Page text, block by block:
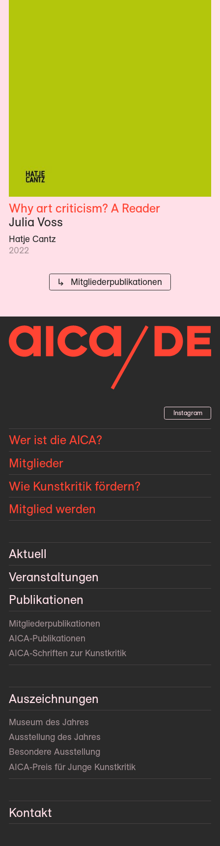
Why art criticism? A Reader
Julia Voss
Hatje Cantz
2022
↳ Mitglieder­publikationen
Instagram
Wer ist die AICA?
Mitglieder
Wie Kunstkritik fördern?
Mitglied werden
Aktuell
Veranstaltungen
Publikationen
Mitglieder­publikationen
AICA-Publikationen
AICA-Schriften zur Kunstkritik
Auszeichnungen
Museum des Jahres
Ausstellung des Jahres
Besondere Ausstellung
AICA-Preis für Junge Kunstkritik
Kontakt